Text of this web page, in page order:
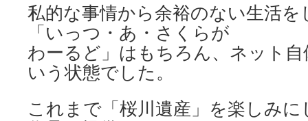
私的な事情から余裕のない生活
「いっつ・あ・さくらが
わーるど」はもちろん、ネット
いう状態でした。
これまで「桜川遺産」を楽しみ